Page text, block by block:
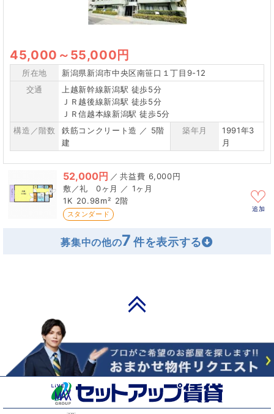
45,000 ～ 55,000円
所在地
新潟県新潟市中央区南笹口１丁目9-12
交通
上越新幹線新潟駅 徒歩5分
ＪＲ越後線新潟駅 徒歩5分
ＪＲ信越本線新潟駅 徒歩5分
構造／階数
鉄筋コンクリート造 ／ 5階
建
築年月
1991年3
月
52,000円 ／
6,000円
0ヶ月 ／ 1ヶ月
1K 20.98m² 2階
スタンダード
追加
募集中の他の7